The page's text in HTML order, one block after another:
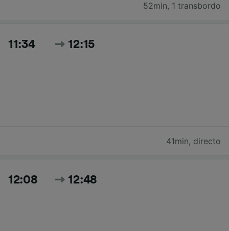
52min, 1 transbordo
11:34 12:15
41min, directo
12:08 12:48